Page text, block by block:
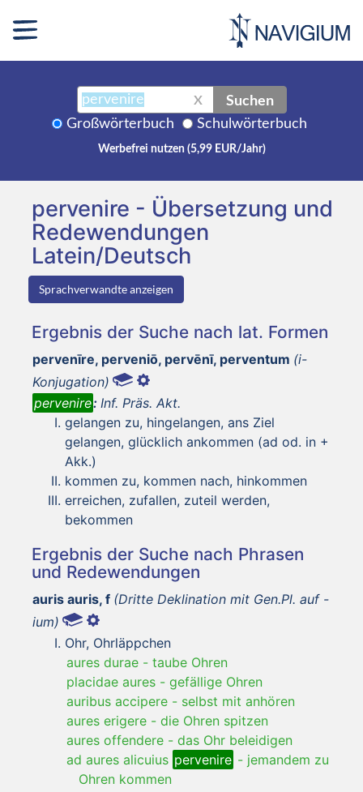
X Suchen
Großwörterbuch Schulwörterbuch
Werbefrei nutzen (5,99 EUR/Jahr)
pervenire - Übersetzung und
Redewendungen
Latein/Deutsch
Sprachverwandte anzeigen
Ergebnis der Suche nach lat. Formen
pervenīre, perveniō, pervēnī, perventum (i-
Konjugation)
pervenire: Inf. Präs. Akt.
gelangen zu, hingelangen, ans Ziel
gelangen, glücklich ankommen (ad od. in +
Akk.)
kommen zu, kommen nach, hinkommen
erreichen, zufallen, zuteil werden,
bekommen
Ergebnis der Suche nach Phrasen
und Redewendungen
auris auris, f (Dritte Deklination mit Gen.Pl. auf -
ium)
Ohr, Ohrläppchen
aures durae - taube Ohren
placidae aures - gefällige Ohren
auribus accipere - selbst mit anhören
aures erigere - die Ohren spitzen
aures offendere - das Ohr beleidigen
ad aures alicuius pervenire - jemandem zu
Ohren kommen